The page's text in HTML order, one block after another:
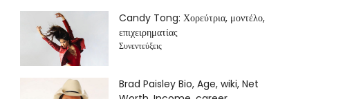
Candy Tong: Χορεύτρια, μοντέλο,
επιχειρηματίας
Συνεντεύξεις
Brad Paisley Bio, Age, wiki, Net